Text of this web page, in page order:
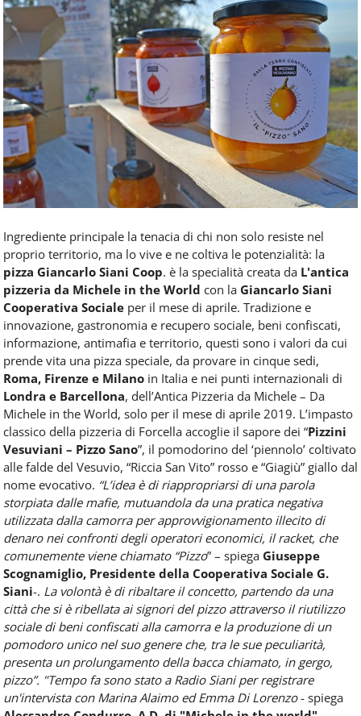
e
tutte
le
novità
del
comparto
Horeca.
Ingrediente principale la tenacia di chi non solo resiste nel
proprio territorio, ma lo vive e ne coltiva le potenzialità: la
pizza Giancarlo Siani Coop. è la specialità creata da L'antica
pizzeria da Michele in the World con la Giancarlo Siani
Cooperativa Sociale per il mese di aprile. Tradizione e
innovazione, gastronomia e recupero sociale, beni confiscati,
informazione, antimafia e territorio, questi sono i valori da cui
prende vita una pizza speciale, da provare in cinque sedi,
Roma, Firenze e Milano in Italia e nei punti internazionali di
Londra e Barcellona, dell’Antica Pizzeria da Michele – Da
Michele in the World, solo per il mese di aprile 2019. L’impasto
classico della pizzeria di Forcella accoglie il sapore dei “Pizzini
Vesuviani – Pizzo Sano”, il pomodorino del ‘piennolo’ coltivato
alle falde del Vesuvio, “Riccia San Vito” rosso e “Giagiù” giallo dal
nome evocativo. “L’idea è di riappropriarsi di una parola
storpiata dalle mafie, mutuandola da una pratica negativa
utilizzata dalla camorra per approvvigionamento illecito di
denaro nei confronti degli operatori economici, il racket, che
comunemente viene chiamato “Pizzo” – spiega Giuseppe
Scognamiglio, Presidente della Cooperativa Sociale G.
Siani-. La volontà è di ribaltare il concetto, partendo da una
città che si è ribellata ai signori del pizzo attraverso il riutilizzo
sociale di beni confiscati alla camorra e la produzione di un
pomodoro unico nel suo genere che, tra le sue peculiarità,
presenta un prolungamento della bacca chiamato, in gergo,
pizzo”. "Tempo fa sono stato a Radio Siani per registrare
un'intervista con Marina Alaimo ed Emma Di Lorenzo- spiega